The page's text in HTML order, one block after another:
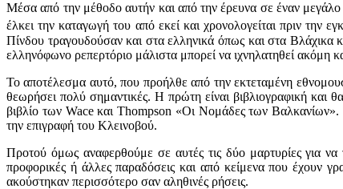
Μέσα από την μέθοδο αυτήν και από την έρευνα σε έναν
έλκει την καταγωγή του από εκεί και χρονολογείται πριν
Πίνδου τραγουδούσαν και στα ελληνικά όπως και στα Βλάχικα
ελληνόφωνο ρεπερτόριο μάλιστα μπορεί να ιχνηλατηθεί
Το αποτέλεσμα αυτό, που προήλθε από την εκτεταμένη
θεωρήσει πολύ σημαντικές. Η πρώτη είναι βιβλιογραφική και
βιβλίο των Wace και Thompson «Οι Νομάδες των Βαλκανίων».
την επιγραφή του Κλεινοβού.
Προτού όμως αναφερθούμε σε αυτές τις δύο μαρτυρίες για
προφορικές ή άλλες παραδόσεις και από κείμενα που έχουν
ακούστηκαν περισσότερο σαν αληθινές ρήσεις.